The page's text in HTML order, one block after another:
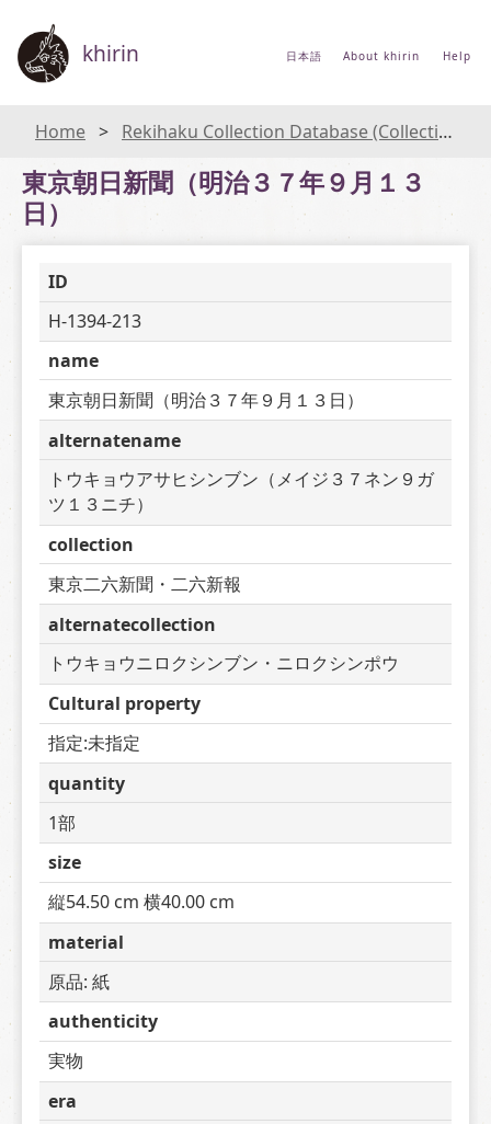
khirin 日本語 About khirin Help
Home Rekihaku Collection Database (Collections Database of the National Museum of Japanese History)
東京朝日新聞（明治３７年９月１３
日）
ID
H-1394-213
name
東京朝日新聞（明治３７年９月１３日）
alternatename
トウキョウアサヒシンブン（メイジ３７ネン９ガ
ツ１３ニチ）
collection
東京二六新聞・二六新報
alternatecollection
トウキョウニロクシンブン・ニロクシンポウ
Cultural property
指定:未指定
quantity
1部
size
縦54.50 cm 横40.00 cm
material
原品: 紙
authenticity
実物
era